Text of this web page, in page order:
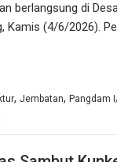
berlangsung di
Kamis (4/6/2026).
,Jembatan,Pangdam